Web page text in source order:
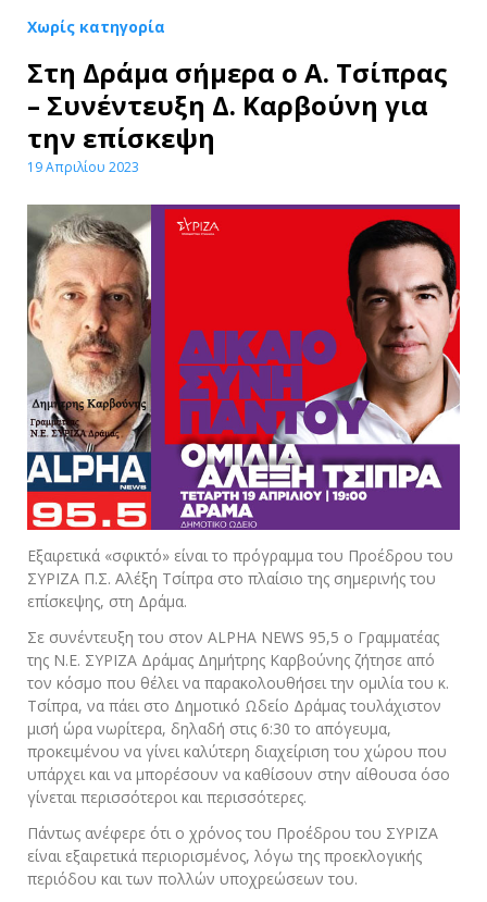
Χωρίς κατηγορία
Στη Δράμα σήμερα ο Α. Τσίπρας
– Συνέντευξη Δ. Καρβούνη για
την επίσκεψη
19 Απριλίου 2023
Εξαιρετικά «σφικτό» είναι το πρόγραμμα του Προέδρου του
ΣΥΡΙΖΑ Π.Σ. Αλέξη Τσίπρα στο πλαίσιο της σημερινής του
επίσκεψης, στη Δράμα.
Σε συνέντευξη του στον ALPHA NEWS 95,5 ο Γραμματέας
της Ν.Ε. ΣΥΡΙΖΑ Δράμας Δημήτρης Καρβούνης ζήτησε από
τον κόσμο που θέλει να παρακολουθήσει την ομιλία του κ.
Τσίπρα, να πάει στο Δημοτικό Ωδείο Δράμας τουλάχιστον
μισή ώρα νωρίτερα, δηλαδή στις 6:30 το απόγευμα,
προκειμένου να γίνει καλύτερη διαχείριση του χώρου που
υπάρχει και να μπορέσουν να καθίσουν στην αίθουσα όσο
γίνεται περισσότεροι και περισσότερες.
Πάντως ανέφερε ότι ο χρόνος του Προέδρου του ΣΥΡΙΖΑ
είναι εξαιρετικά περιορισμένος, λόγω της προεκλογικής
περιόδου και των πολλών υποχρεώσεων του.